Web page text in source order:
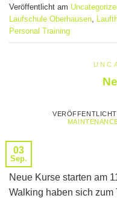
Veröffentlicht am
Laufschule Oberhausen
Personal Training
03
Sep.
Neue Kurse starten am
Walking haben sich